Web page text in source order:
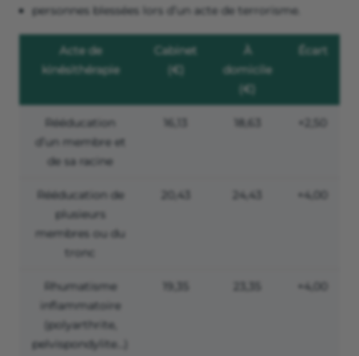
personnes blessées lors d’un acte de terrorisme.
Acte de
kinésithérapie
Cabinet
(€)
À
domicile
(€)
Écart
Rééducation
d’un membre et
de sa racine
16,13 18,63 +2,50
Rééducation de
plusieurs
membres ou du
tronc
20,43 24,43 +4,00
Rhumatisme
inflammatoire
(polyarthrite,
pelvispondylite…)
19,35 +4,00